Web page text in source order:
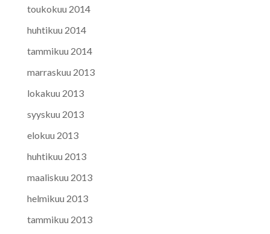
toukokuu 2014
huhtikuu 2014
tammikuu 2014
marraskuu 2013
lokakuu 2013
syyskuu 2013
elokuu 2013
huhtikuu 2013
maaliskuu 2013
helmikuu 2013
tammikuu 2013